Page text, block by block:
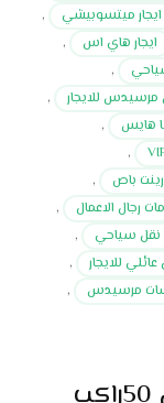
ايجار ميتسوبيشي
,
ايجار هاي اس
,
,
للايجار
,
هايس
,
,
باص
,
رجال الاعمال
,
سياحي
,
عائلي للايجار
,
مرسيدس
,